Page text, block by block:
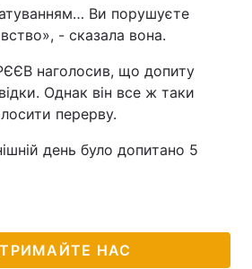
Ви порушуєте
- сказала вона.
наголосив, що допиту
Однак він все ж таки
перерву.
день було допитано 5
НАС